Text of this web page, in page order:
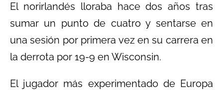
El norirlandés lloraba hace dos años tras
sumar un punto de cuatro y sentarse en
una sesión por primera vez en su carrera en
la derrota por 19-9 en Wisconsin.
El jugador más experimentado de Europa